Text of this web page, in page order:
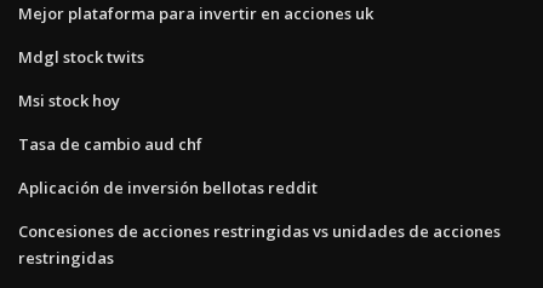
Mejor plataforma para invertir en acciones uk
Mdgl stock twits
Msi stock hoy
Tasa de cambio aud chf
Aplicación de inversión bellotas reddit
Concesiones de acciones restringidas vs unidades de acciones
restringidas